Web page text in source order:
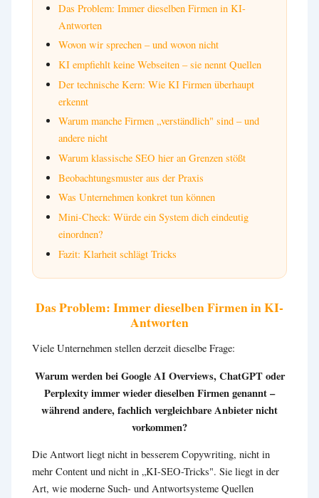
Das Problem: Immer dieselben Firmen in KI-
Antworten
Wovon wir sprechen – und wovon nicht
KI empfiehlt keine Webseiten – sie nennt Quellen
Der technische Kern: Wie KI Firmen überhaupt
erkennt
Warum manche Firmen „verständlich" sind – und
andere nicht
Warum klassische SEO hier an Grenzen stößt
Beobachtungsmuster aus der Praxis
Was Unternehmen konkret tun können
Mini-Check: Würde ein System dich eindeutig
einordnen?
Fazit: Klarheit schlägt Tricks
Das Problem: Immer dieselben Firmen in KI-
Antworten
Viele Unternehmen stellen derzeit dieselbe Frage:
Warum werden bei Google AI Overviews, ChatGPT oder
Perplexity immer wieder dieselben Firmen genannt –
während andere, fachlich vergleichbare Anbieter nicht
vorkommen?
Die Antwort liegt nicht in besserem Copywriting, nicht in
mehr Content und nicht in „KI-SEO-Tricks". Sie liegt in der
Art, wie moderne Such- und Antwortsysteme Quellen